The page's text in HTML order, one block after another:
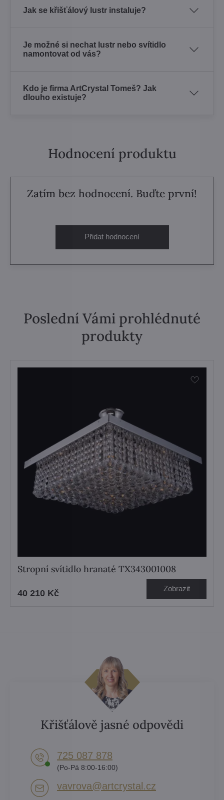
Jak se křišťálový lustr instaluje?
Je možné si nechat lustr nebo svítidlo
namontovat od vás?
Kdo je firma ArtCrystal Tomeš? Jak
dlouho existuje?
Hodnocení produktu
Zatím bez hodnocení. Buďte první!
Přidat hodnocení
Poslední Vámi prohlédnuté
produkty
Stropní svítidlo hranaté TX343001008
40 210 Kč Zobrazit
Křišťálově jasné odpovědi
725 087 878​
(Po-Pá 8:00-16:00)
vavrova​@artcrystal​.cz